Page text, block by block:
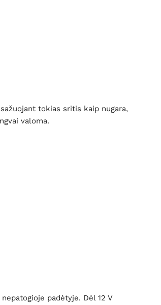
tokias sritis kaip nugara,
valoma.
padėtyje. Dėl 12 V